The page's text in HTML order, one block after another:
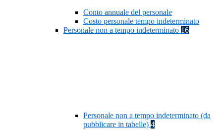
Conto annuale del personale
Costo personale tempo indeterminato
Personale non a tempo indeterminato 16
Personale non a tempo indeterminato (da
pubblicare in tabelle) 4